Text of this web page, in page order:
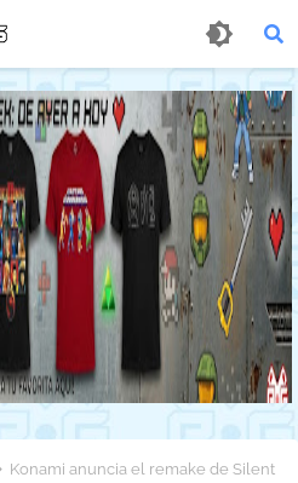
Konami anuncia el remake de Silent